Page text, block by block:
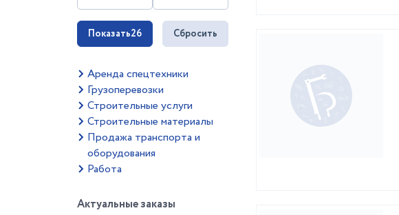
Показать26 Сбросить
Аренда спецтехники
Грузоперевозки
Строительные услуги
Строительные материалы
Продажа транспорта и
оборудования
Работа
Актуальные заказы